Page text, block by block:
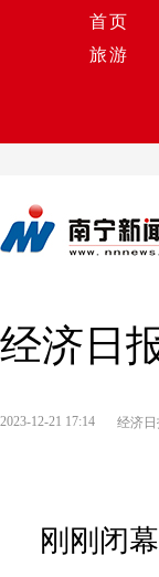
首页
旅游
经济日
2023-12-21 17:14 经济日
刚刚闭